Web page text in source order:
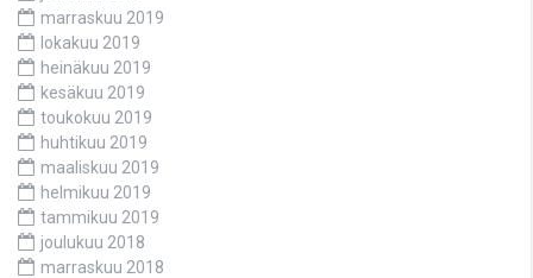
marraskuu 2019
lokakuu 2019
heinäkuu 2019
kesäkuu 2019
toukokuu 2019
huhtikuu 2019
maaliskuu 2019
helmikuu 2019
tammikuu 2019
joulukuu 2018
marraskuu 2018